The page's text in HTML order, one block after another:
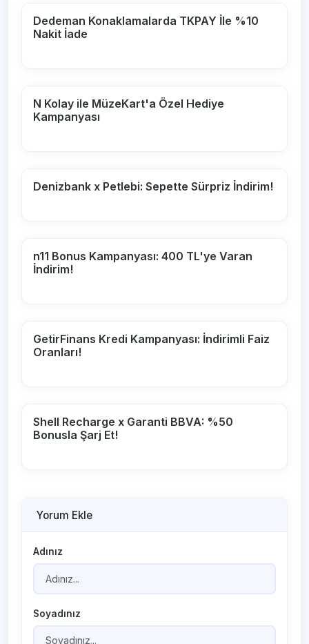
Dedeman Konaklamalarda TKPAY İle %10
Nakit İade
N Kolay ile MüzeKart'a Özel Hediye
Kampanyası
Denizbank x Petlebi: Sepette Sürpriz İndirim!
n11 Bonus Kampanyası: 400 TL'ye Varan
İndirim!
GetirFinans Kredi Kampanyası: İndirimli Faiz
Oranları!
Shell Recharge x Garanti BBVA: %50
Bonusla Şarj Et!
Yorum Ekle
Adınız
Soyadınız